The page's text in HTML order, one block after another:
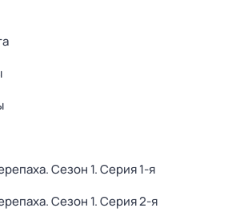
. Сезон 1. Серия 1-я
. Сезон 1. Серия 2-я